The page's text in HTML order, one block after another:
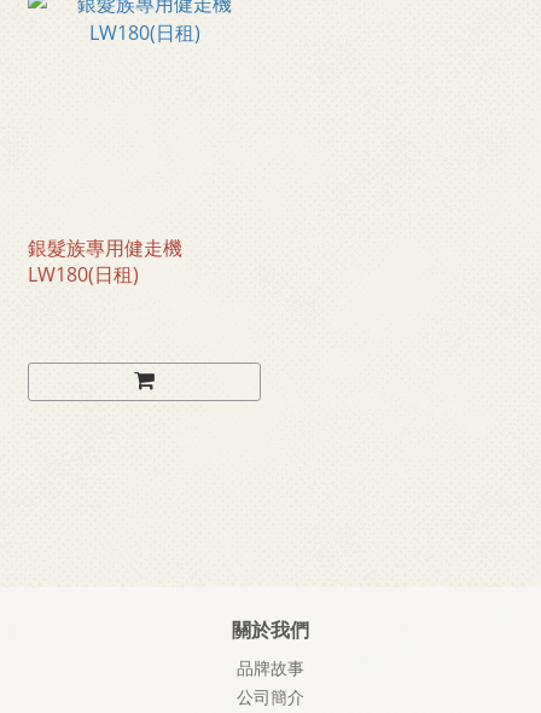
銀髮族專用健走機
LW180(日租)
關於我們
品牌故事
公司簡介